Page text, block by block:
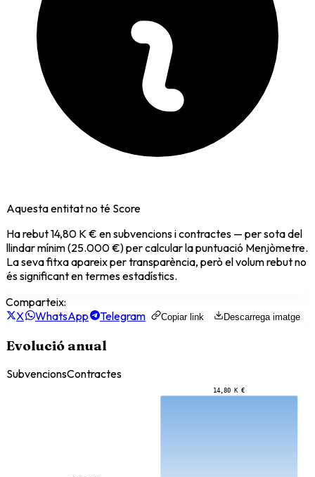
Aquesta entitat no té Score
Ha rebut14,80 K € en subvencions i contractes — per sota del
llindar mínim (25.000 €) per calcular la puntuació Menjòmetre.
La seva fitxa apareix per transparència, però el volum rebut no
és significant en termes estadístics.
Comparteix:
X
WhatsApp Telegram Copiar link Descarrega imatge
Evolució anual
SubvencionsContractes
14,80 K €